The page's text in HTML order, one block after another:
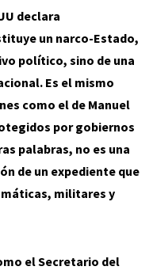
declara
un narco-Estado,
político, sino de una
Es el mismo
como el de Manuel
por gobiernos
palabras, no es una
de un expediente que
militares y
el Secretario del